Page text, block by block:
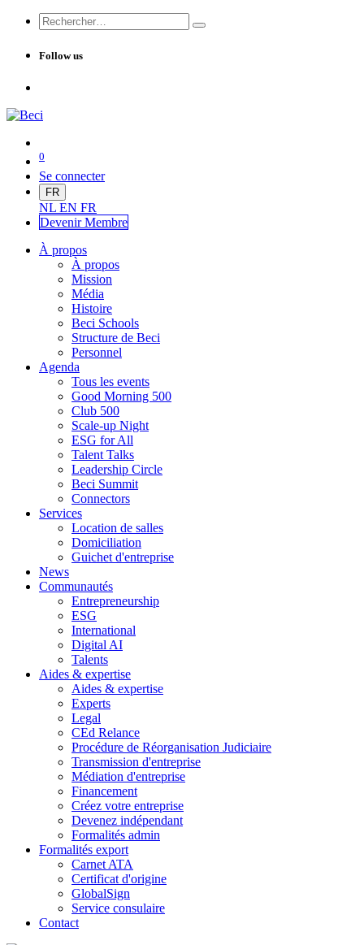
Follow us
0
Se connecter
FR
NL EN FR
Devenir Membre
À propos
À propos
Mission
Média
Histoire
Beci Schools
Structure de Beci
Personnel
Agenda
Tous les events
Good Morning 500
Club 500
Scale-up Night
ESG for All
Talent Talks
Leadership Circle
Beci Summit
Connectors
Services
Location de salles
Domiciliation
Guichet d'entreprise
News
Communautés
Entrepreneurship
ESG
International
Digital AI
Talents
Aides & expertise
Aides & expertise
Experts
Legal
CEd Relance
Procédure de Réorganisation Judiciaire
Transmission d'entreprise
Médiation d'entreprise
Financement
Créez votre entreprise
Devenez indépendant
Formalités admin
Formalités export
Carnet ATA
Certificat d'origine
GlobalSign
Service consulaire
Contact